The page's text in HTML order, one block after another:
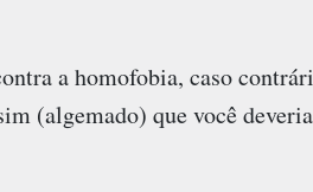
a homofobia, caso
(algemado) que você deveria